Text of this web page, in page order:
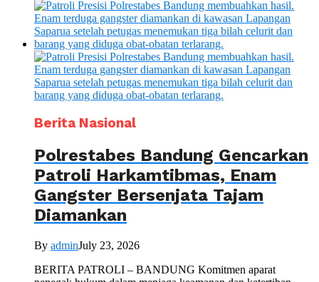
Berita Nasional
Polrestabes Bandung Gencarkan
Patroli Harkamtibmas, Enam
Gangster Bersenjata Tajam
Diamankan
By adminJuly 23, 2026
BERITA PATROLI – BANDUNG Komitmen aparat